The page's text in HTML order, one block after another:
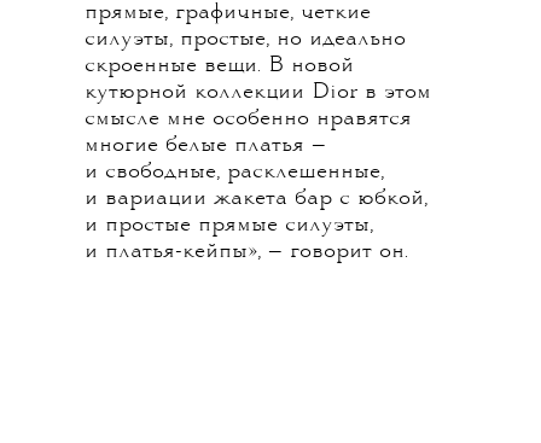
прямые, графичные, четкие
силуэты, простые, но идеально
скроенные вещи. В новой
кутюрной коллекции Dior в этом
смысле мне особенно нравятся
многие белые платья —
и свободные, расклешенные,
и вариации жакета бар с юбкой,
и простые прямые силуэты,
и платья-кейпы», — говорит он.